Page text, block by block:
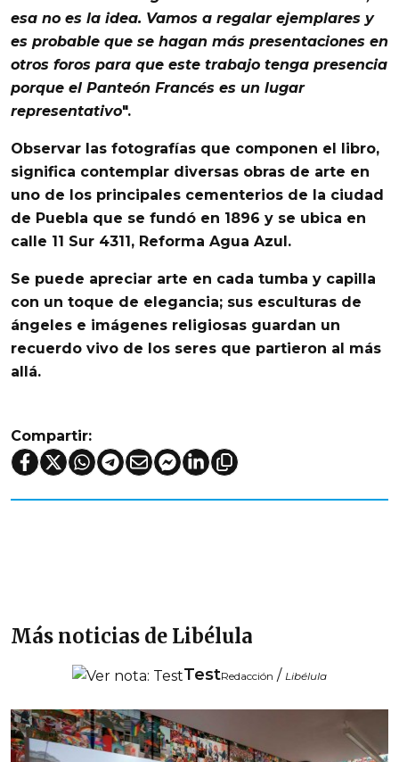
esa no es la idea. Vamos a regalar ejemplares y
es probable que se hagan más presentaciones en
otros foros para que este trabajo tenga presencia
porque el Panteón Francés es un lugar
representativo".
Observar las fotografías que componen el libro,
significa contemplar diversas obras de arte en
uno de los principales cementerios de la ciudad
de Puebla que se fundó en 1896 y se ubica en
calle 11 Sur 4311, Reforma Agua Azul .
Se puede apreciar arte en cada tumba y capilla
con un toque de elegancia; sus esculturas de
ángeles e imágenes religiosas guardan un
recuerdo vivo de los seres que partieron al más
allá.
Compartir:
Más noticias de Libélula
TestRedacción / Libélula